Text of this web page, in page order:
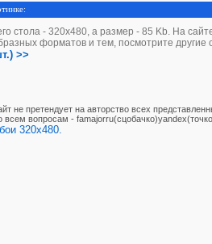
стола - 320х480, а размер - 85 Kb. На
форматов и тем, посмотрите другие
>>
не претендует на авторство всех
вcем вопросам -
320x480.